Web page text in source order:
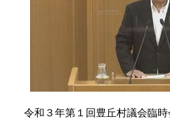
令和３年第１回豊丘村議会臨時